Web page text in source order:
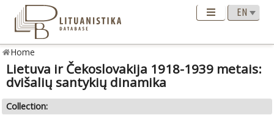
Home
Lietuva ir Čekoslovakija 1918-1939 metais:
dvišalių santykių dinamika
Collection: